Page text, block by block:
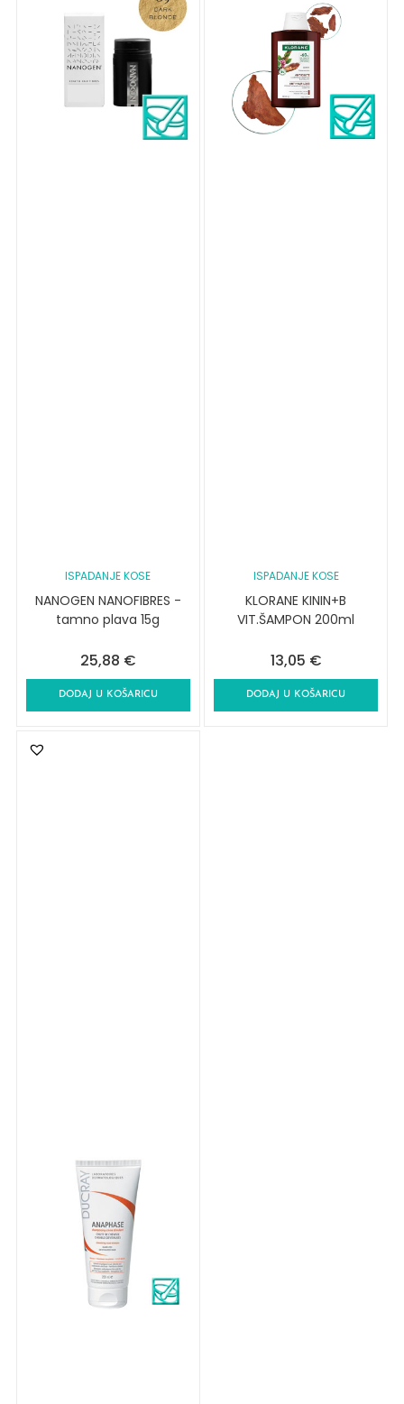
ISPADANJE KOSE
NANOGEN NANOFIBRES -
tamno plava 15g
25,88 €
DODAJ U KOŠARICU
ISPADANJE KOSE
KLORANE KININ+B
VIT.ŠAMPON 200ml
13,05 €
DODAJ U KOŠARICU